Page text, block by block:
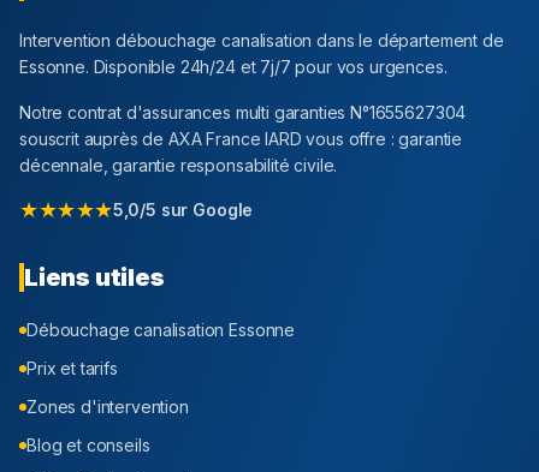
Intervention débouchage canalisation dans le département de
Essonne. Disponible 24h/24 et 7j/7 pour vos urgences.
Notre contrat d'assurances multi garanties N°1655627304
souscrit auprès de AXA France IARD vous offre : garantie
décennale, garantie responsabilité civile.
★★★★★5,0/5 sur Google
Liens utiles
Débouchage canalisationEssonne
Prix et tarifs
Zones d'intervention
Blog et conseils